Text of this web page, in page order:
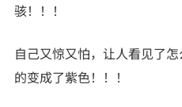
骇！！！
自己又惊又怕，让人看见了
的变成了紫色！！！